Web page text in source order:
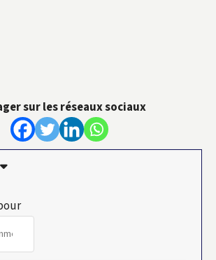
sur les réseaux sociaux